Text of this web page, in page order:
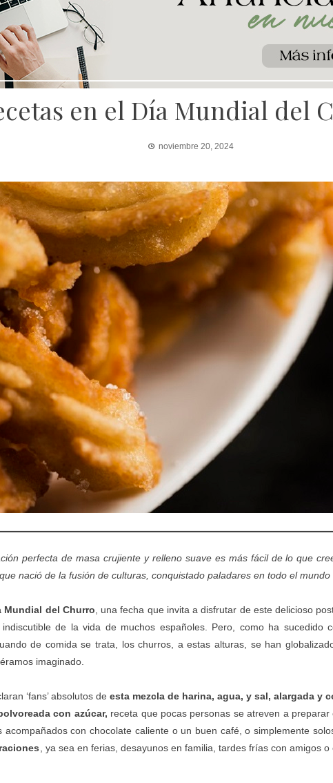
en el Día Mundial del
noviembre 20, 2024
perfecta de masa crujiente y relleno suave es más fácil de lo que
nació de la fusión de culturas, conquistado paladares en todo el mundo
Mundial del Churro , una fecha que invita a disfrutar de este delicioso
de la vida de muchos españoles. Pero, como ha sucedido
de comida se trata, los churros, a estas alturas, se han
imaginado.
‘fans’ absolutos de esta mezcla de harina, agua, y sal, alargada y
con azúcar, receta que pocas personas se atreven a preparar
con chocolate caliente o un buen café, o simplemente
, ya sea en ferias, desayunos en familia, tardes frías con amigos o